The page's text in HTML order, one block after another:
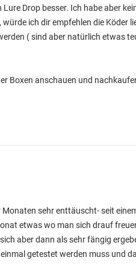
Drop besser. Ich habe aber
ich dir empfehlen die Köder
( sind aber natürlich etwas
Boxen anschauen und
sehr enttäuscht- seit
etwas wo man sich drauf
aber dann als sehr fängig
getestet werden muss und